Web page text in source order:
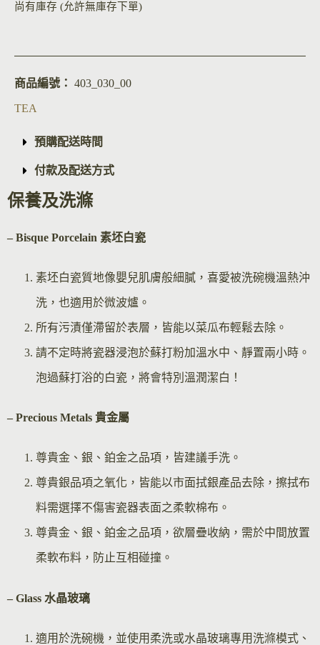
尚有庫存 (允許無庫存下單)
商品編號： 403_030_00
TEA
預購配送時間
付款及配送方式
保養及洗滌
– Bisque Porcelain 素坯白瓷
素坯白瓷質地像嬰兒肌膚般細膩，喜愛被洗碗機溫熱沖
洗，也適用於微波爐。
所有污漬僅滯留於表層，皆能以菜瓜布輕鬆去除。
請不定時將瓷器浸泡於蘇打粉加溫水中、靜置兩小時。
泡過蘇打浴的白瓷，將會特別溫潤潔白！
– Precious Metals 貴金屬
尊貴金、銀、鉑金之品項，皆建議手洗。
尊貴銀品項之氧化，皆能以市面拭銀產品去除，擦拭布
料需選擇不傷害瓷器表面之柔軟棉布。
尊貴金、銀、鉑金之品項，欲層疊收納，需於中間放置
柔軟布料，防止互相碰撞。
– Glass 水晶玻璃
適用於洗碗機，並使用柔洗或水晶玻璃專用洗滌模式、